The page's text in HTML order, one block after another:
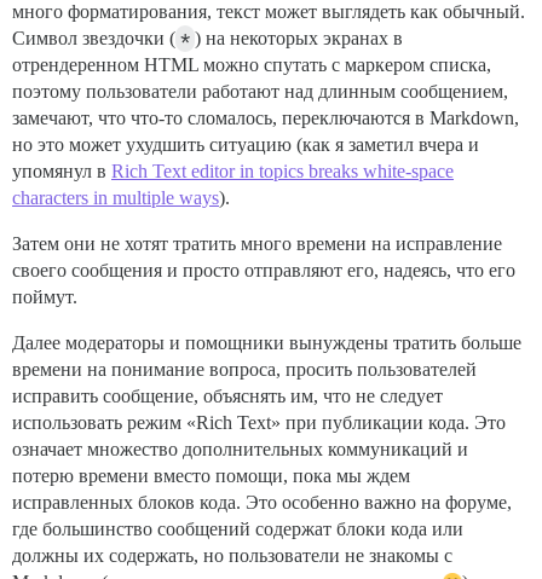
много форматирования, текст может выглядеть как обычный.
Символ звездочки ( * ) на некоторых экранах в
отрендеренном HTML можно спутать с маркером списка,
поэтому пользователи работают над длинным сообщением,
замечают, что что-то сломалось, переключаются в Markdown,
но это может ухудшить ситуацию (как я заметил вчера и
упомянул в Rich Text editor in topics breaks white-space
characters in multiple ways).
Затем они не хотят тратить много времени на исправление
своего сообщения и просто отправляют его, надеясь, что его
поймут.
Далее модераторы и помощники вынуждены тратить больше
времени на понимание вопроса, просить пользователей
исправить сообщение, объяснять им, что не следует
использовать режим «Rich Text» при публикации кода. Это
означает множество дополнительных коммуникаций и
потерю времени вместо помощи, пока мы ждем
исправленных блоков кода. Это особенно важно на форуме,
где большинство сообщений содержат блоки кода или
должны их содержать, но пользователи не знакомы с